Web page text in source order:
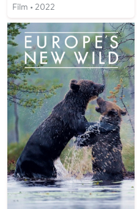
Film • 2022